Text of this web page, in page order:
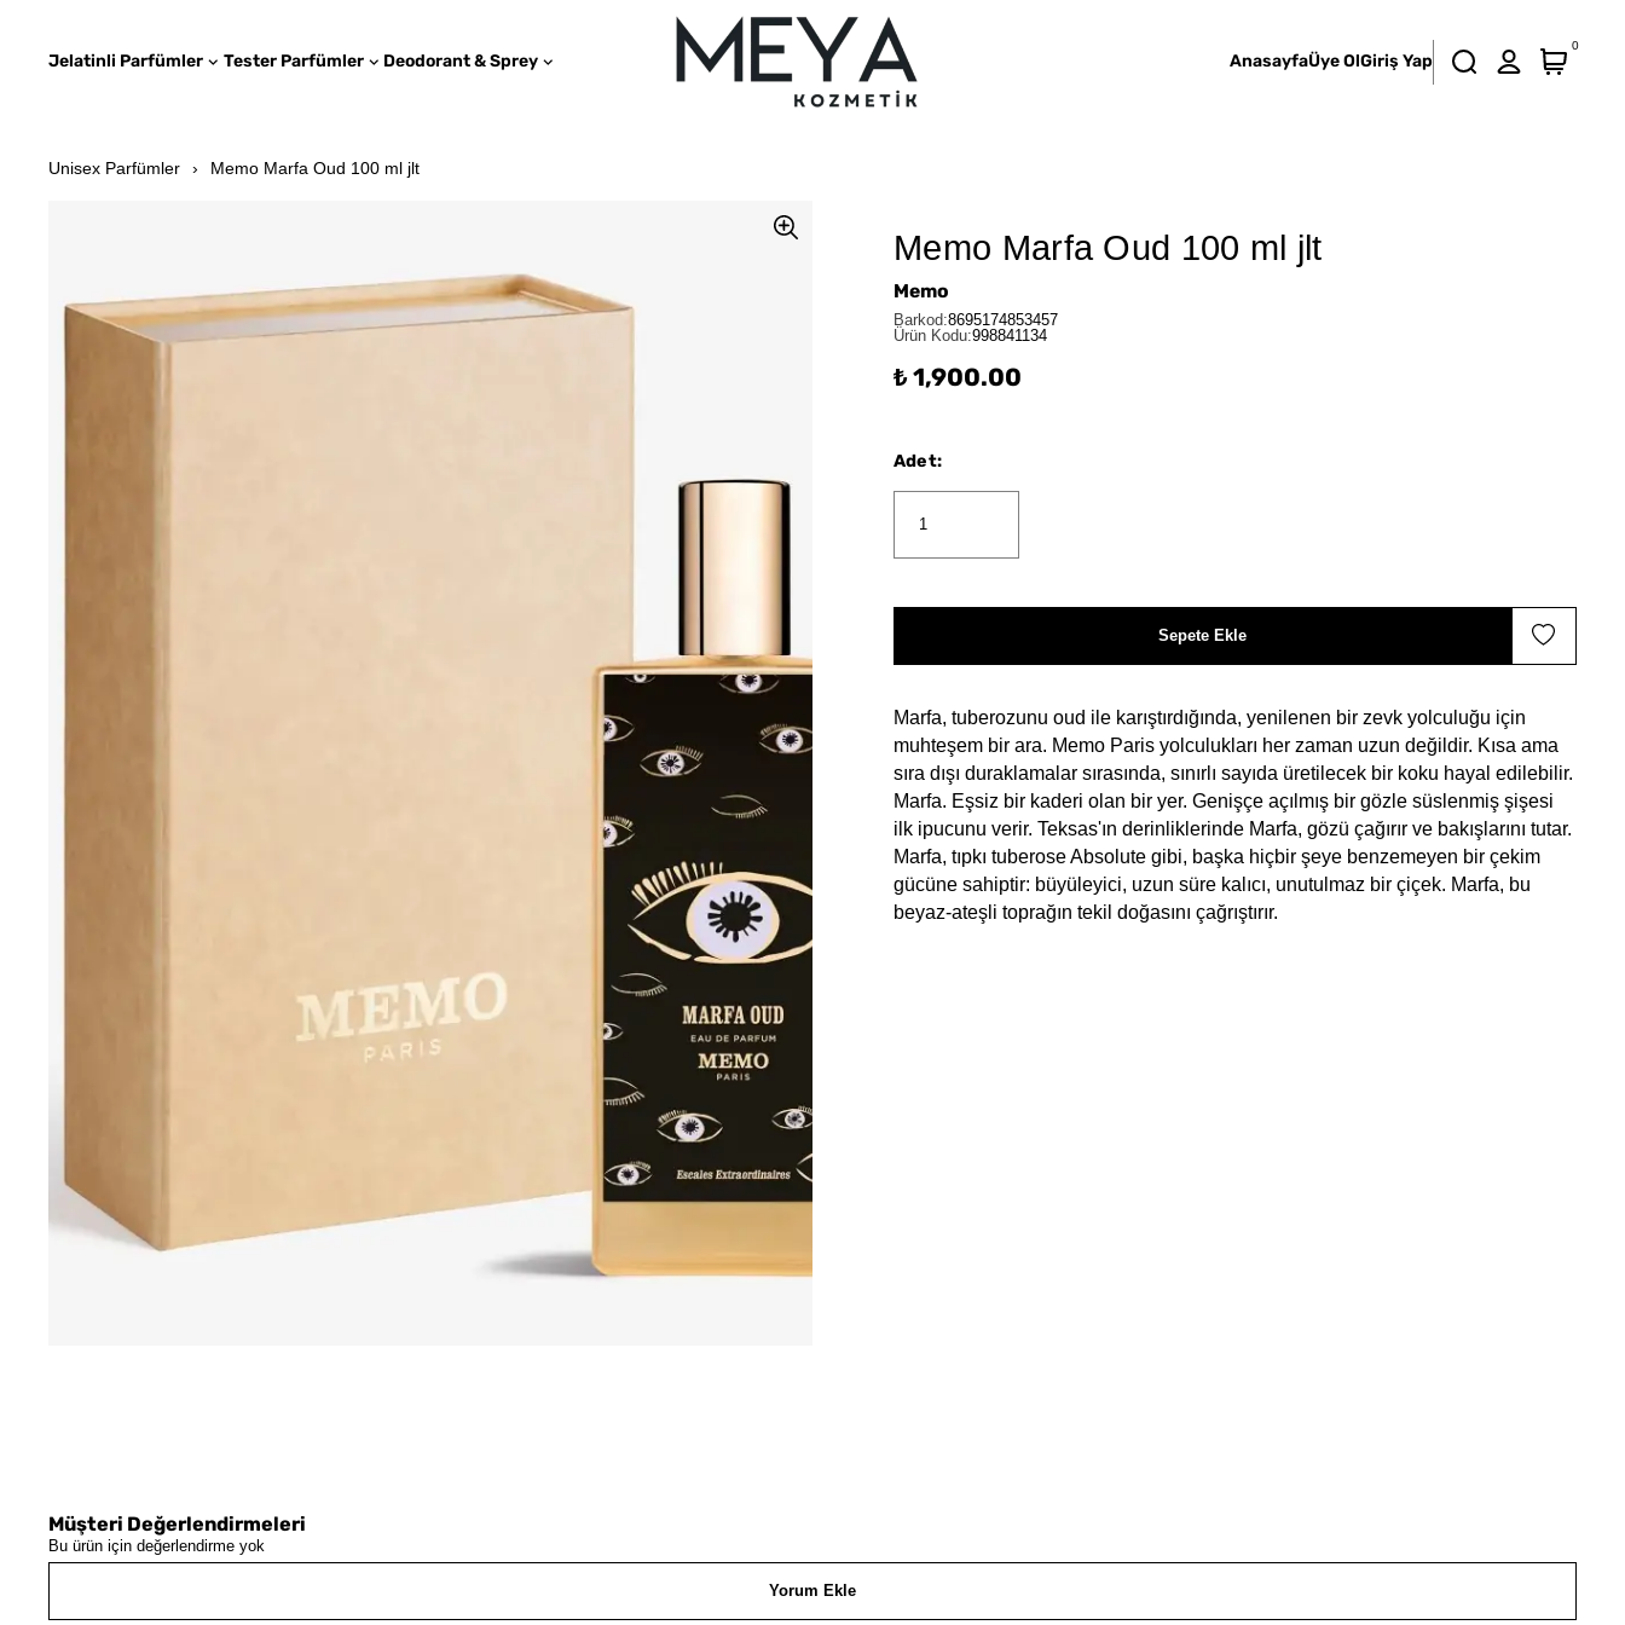
Jelatinli Parfümler Tester Parfümler Deodorant & Sprey AnasayfaÜye OlGiriş Yap
0
Unisex Parfümler Memo Marfa Oud 100 ml jlt
Memo Marfa Oud 100 ml jlt
Memo
Barkod:8695174853457
Ürün Kodu:998841134
₺ 1,900.00
Marfa, tuberozunu oud ile karıştırdığında, yenilenen bir zevk yolculuğu için
muhteşem bir ara. Memo Paris yolculukları her zaman uzun değildir. Kısa ama
sıra dışı duraklamalar sırasında, sınırlı sayıda üretilecek bir koku hayal edilebilir.
Marfa. Eşsiz bir kaderi olan bir yer. Genişçe açılmış bir gözle süslenmiş şişesi
ilk ipucunu verir. Teksas'ın derinliklerinde Marfa, gözü çağırır ve bakışlarını tutar.
Marfa, tıpkı tuberose Absolute gibi, başka hiçbir şeye benzemeyen bir çekim
gücüne sahiptir: büyüleyici, uzun süre kalıcı, unutulmaz bir çiçek. Marfa, bu
beyaz-ateşli toprağın tekil doğasını çağrıştırır.
Adet:
Sepete Ekle
Müşteri Değerlendirmeleri
Bu ürün için değerlendirme yok
Yorum Ekle